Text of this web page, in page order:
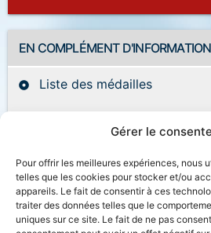
Gérer le
Pour offrir les meilleures expériences, nous
telles que les cookies pour stocker et/ou
appareils. Le fait de consentir à ces
traiter des données telles que le
uniques sur ce site. Le fait de ne pas
EN COMPLÉMENT D'INFORMATION
Liste des médailles
Accessibilité Plan du site